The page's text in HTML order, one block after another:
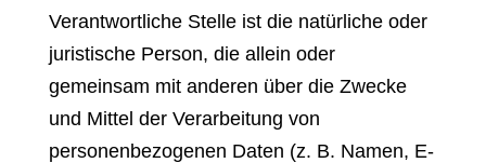
Verantwortliche Stelle ist die natürliche oder
juristische Person, die allein oder
gemeinsam mit anderen über die Zwecke
und Mittel der Verarbeitung von
personenbezogenen Daten (z. B. Namen, E-